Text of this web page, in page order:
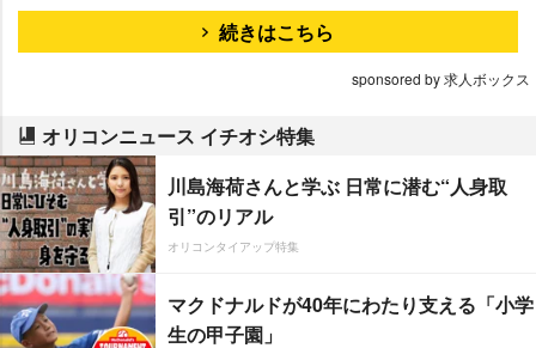
続きはこちら
sponsored by 求人ボックス
オリコンニュース イチオシ特集
川島海荷さんと学ぶ 日常に潜む“人身取
引”のリアル
オリコンタイアップ特集
マクドナルドが40年にわたり支える「小学
生の甲子園」